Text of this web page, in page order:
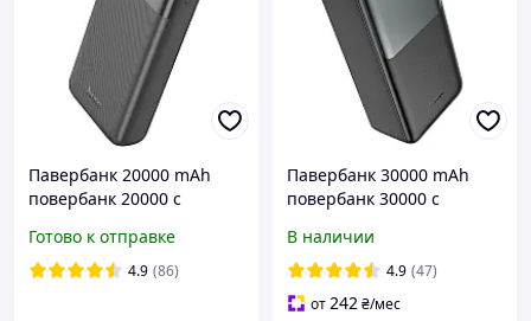
Павербанк 20000 mAh
повербанк 20000 с
HOCO J121A повер банк
для роутера power bank
Готово к отправке
4.9 (86)
Павербанк 30000 mAh
повербанк 30000 с
HOCO J136B повер банк
для роутера power bank
30000 для телефона
В наличии
4.9 (47)
от242₴/мес